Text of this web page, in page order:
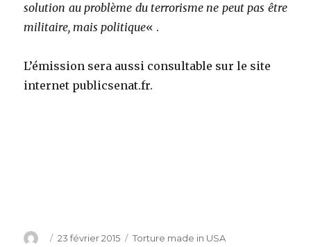
solution au problème du terrorisme ne peut pas être
militaire, mais politique« .
L’émission sera aussi consultable sur le site
internet publicsenat.fr.
Auteur
Publié
23 février 2015 Catégories
Torture made in USA